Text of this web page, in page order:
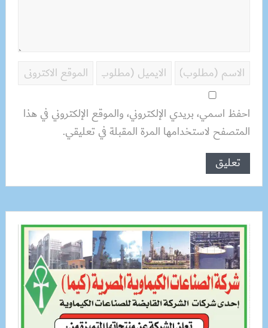
احفظ اسمي، بريدي الإلكتروني، والموقع الإلكتروني في هذا
المتصفح لاستخدامها المرة المقبلة في تعليقي.